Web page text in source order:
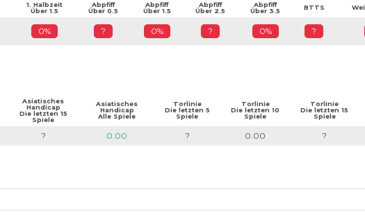
1. Halbzeit
Über 1.5
Abpfiff
Über 0.5
Abpfiff
Über 1.5
Abpfiff
Über 2.5
Abpfiff
Über 3.5
BTTS
0% ? 0% ? 0% ?
Asiatisches
Handicap
Die letzten 15
Spiele
Asiatisches
Handicap
Alle Spiele
Torlinie
Die letzten 5
Spiele
Torlinie
Die letzten 10
Spiele
Torlinie
Die letzten 15
Spiele
? 0.00 ? 0.00 ?